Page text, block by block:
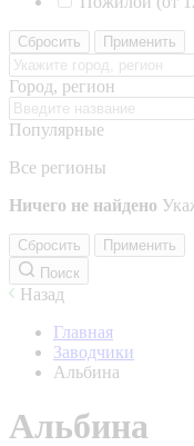
Сбросить Применить
Город, регион
Популярные
Все регионы
Ничего не найдено
Сбросить
Применить
Поиск
Назад
Главная
Заводчики
Альбина
Альбина